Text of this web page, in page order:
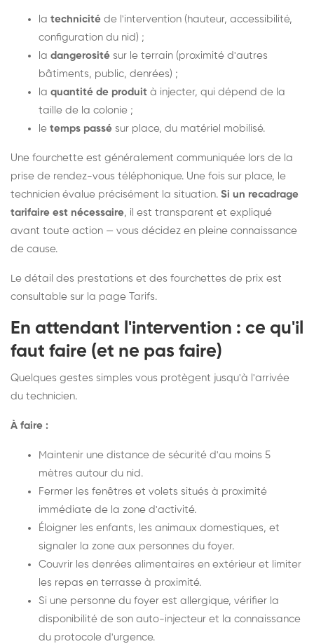
la technicité de l'intervention (hauteur, accessibilité,
configuration du nid) ;
la dangerosité sur le terrain (proximité d'autres
bâtiments, public, denrées) ;
la quantité de produit à injecter, qui dépend de la
taille de la colonie ;
le temps passé sur place, du matériel mobilisé.
Une fourchette est généralement communiquée lors de la
prise de rendez-vous téléphonique. Une fois sur place, le
technicien évalue précisément la situation. Si un recadrage
tarifaire est nécessaire, il est transparent et expliqué
avant toute action — vous décidez en pleine connaissance
de cause.
Le détail des prestations et des fourchettes de prix est
consultable sur la page Tarifs.
En attendant l'intervention : ce qu'il
faut faire (et ne pas faire)
Quelques gestes simples vous protègent jusqu'à l'arrivée
du technicien.
À faire :
Maintenir une distance de sécurité d'au moins 5
mètres autour du nid.
Fermer les fenêtres et volets situés à proximité
immédiate de la zone d'activité.
Éloigner les enfants, les animaux domestiques, et
signaler la zone aux personnes du foyer.
Couvrir les denrées alimentaires en extérieur et limiter
les repas en terrasse à proximité.
Si une personne du foyer est allergique, vérifier la
disponibilité de son auto-injecteur et la connaissance
du protocole d'urgence.